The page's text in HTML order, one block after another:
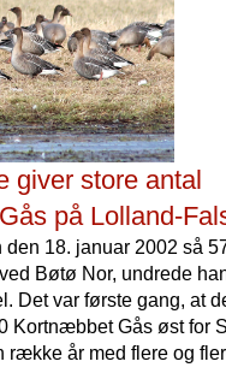
giver store antal
på Lolland-
den 18. januar 2002 så
Bøtø Nor, undrede
Det var første gang, at
Kortnæbbet Gås øst for
række år med flere og